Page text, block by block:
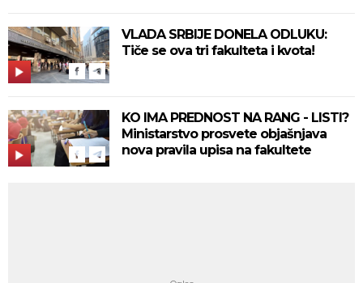
VLADA SRBIJE DONELA ODLUKU:
Tiče se ova tri fakulteta i kvota!
KO IMA PREDNOST NA RANG - LISTI?
Ministarstvo prosvete objašnjava
nova pravila upisa na fakultete